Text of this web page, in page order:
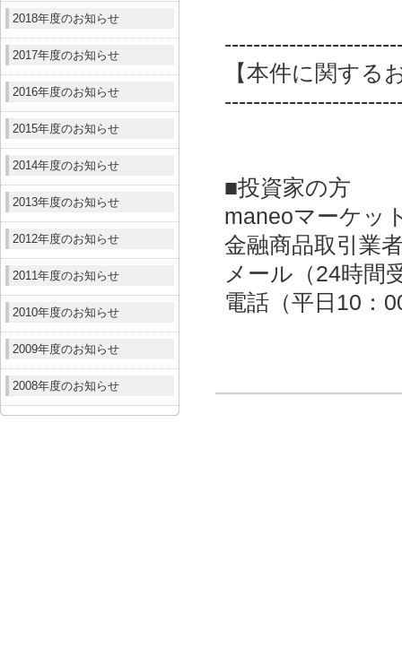
2018年度のお知らせ
2017年度のお知らせ
2016年度のお知らせ
2015年度のお知らせ
2014年度のお知らせ
2013年度のお知らせ
2012年度のお知らせ
2011年度のお知らせ
2010年度のお知らせ
2009年度のお知らせ
2008年度のお知らせ
【本件に関する
■投資家の方
maneoマーケッ
金融商品取引業
メール（24時間
電話（平日10：